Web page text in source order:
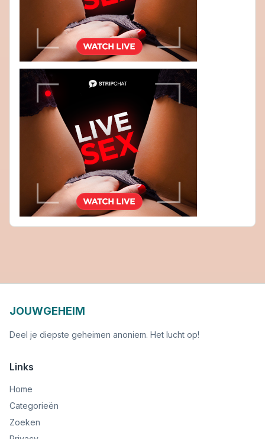
JOUWGEHEIM
Deel je diepste geheimen anoniem. Het lucht op!
Links
Home
Categorieën
Zoeken